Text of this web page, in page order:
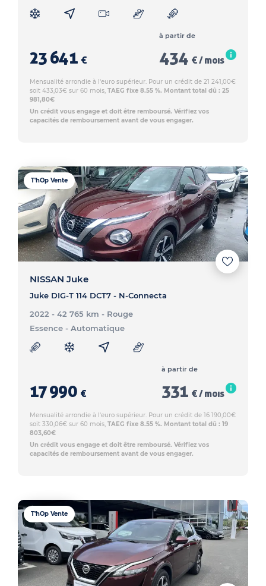
23 641 €
à partir de
434 € / mois
Mensualité arrondie à l'euro supérieur. Pour un crédit de 21 241,00€
soit 433,03€ sur 60 mois, TAEG fixe 8.55 %. Montant total dû : 25
981,80€
Un crédit vous engage et doit être remboursé. Vérifiez vos
capacités de remboursement avant de vous engager.
T'hOp Vente
NISSAN Juke
Juke DIG-T 114 DCT7 - N-Connecta
2022 - 42 765 km - Rouge
Essence - Automatique
17 990 €
à partir de
331 € / mois
Mensualité arrondie à l'euro supérieur. Pour un crédit de 16 190,00€
soit 330,06€ sur 60 mois, TAEG fixe 8.55 %. Montant total dû : 19
803,60€
Un crédit vous engage et doit être remboursé. Vérifiez vos
capacités de remboursement avant de vous engager.
T'hOp Vente